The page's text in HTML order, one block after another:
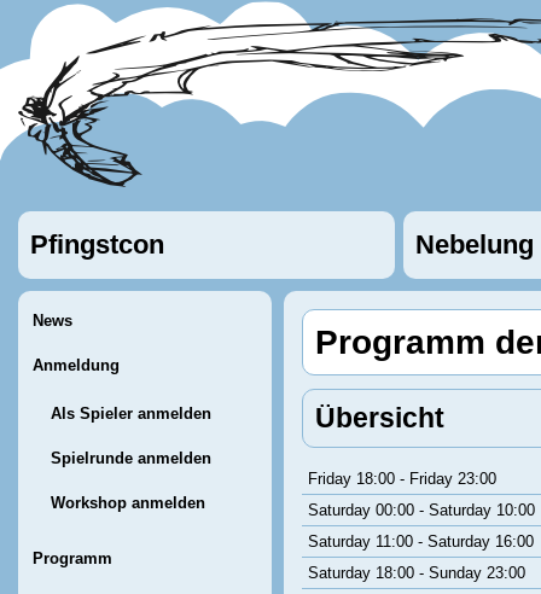
Pfingstcon Nebelung
News
Anmeldung
Als Spieler anmelden
Spielrunde anmelden
Workshop anmelden
Programm
Programm
Übersicht
Friday 18:00 - Friday 23:00
Saturday 00:00 - Saturday 10:00
Saturday 11:00 - Saturday 16:00
Saturday 18:00 - Sunday 23:00